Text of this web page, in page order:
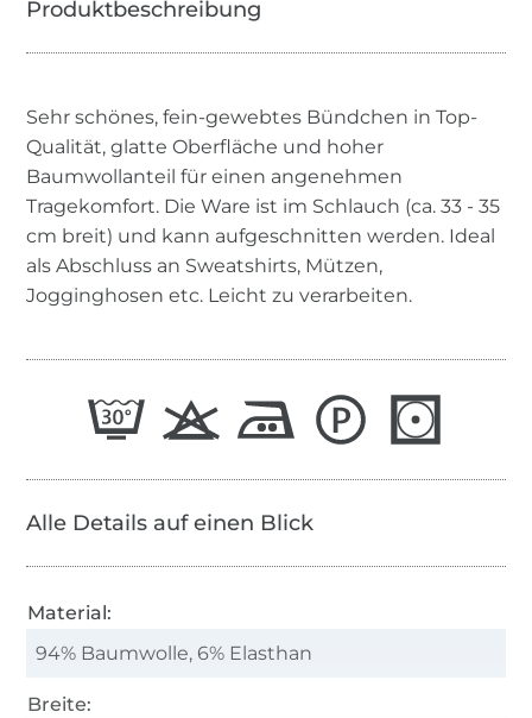
Sehr schönes, fein-gewebtes Bündchen in Top-
Qualität, glatte Oberfläche und hoher
Baumwollanteil für einen angenehmen
Tragekomfort. Die Ware ist im Schlauch (ca. 33 - 35
cm breit) und kann aufgeschnitten werden. Ideal
als Abschluss an Sweatshirts, Mützen,
Jogginghosen etc. Leicht zu verarbeiten.
Alle Details auf einen Blick
Material:
94% Baumwolle, 6% Elasthan
Breite: